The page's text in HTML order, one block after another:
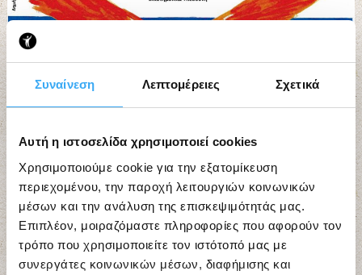
Συναίνεση Λεπτομέρειες Σχετικά
Αυτή η ιστοσελίδα χρησιμοποιεί cookies
Χρησιμοποιούμε cookie για την εξατομίκευση
περιεχομένου, την παροχή λειτουργιών κοινωνικών
μέσων και την ανάλυση της επισκεψιμότητάς μας.
Επιπλέον, μοιραζόμαστε πληροφορίες που αφορούν τον
τρόπο που χρησιμοποιείτε τον ιστότοπό μας με
συνεργάτες κοινωνικών μέσων, διαφήμισης και
Εργαστήρια Τέχνης “ΙΘΑΚΕΣ”